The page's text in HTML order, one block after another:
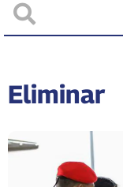
Eliminar